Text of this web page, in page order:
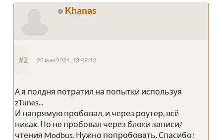
Khanas
#2 28 мая 2024, 13:49:42
А я полдня потратил на попытки используя
zTunes...
И напрямую пробовал, и через роутер, всё
никак. Но не пробовал через блоки записи/
чтения Modbus. Нужно попробовать. Спасибо!